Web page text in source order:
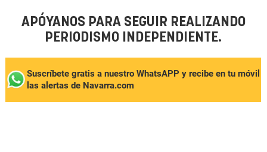
APÓYANOS PARA SEGUIR REALIZANDO
PERIODISMO INDEPENDIENTE.
Suscríbete gratis a nuestro WhatsAPP y recibe en tu móvil
las alertas de Navarra.com